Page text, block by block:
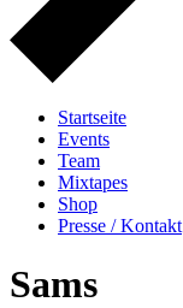
Startseite
Events
Team
Mixtapes
Shop
Presse / Kontakt
Sams